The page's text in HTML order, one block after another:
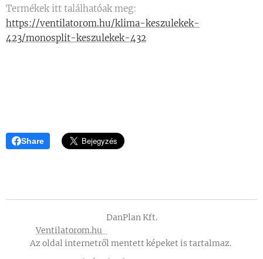
Termékek itt találhatóak meg:
https://ventilatorom.hu/klima-keszulekek-
423/monosplit-keszulekek-432
Share
DanPlan Kft.
Ventilatorom.hu
Az oldal internetről mentett képeket is tartalmaz.